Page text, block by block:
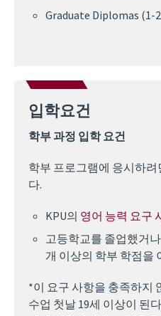
Graduate Diplomas (1-
입학요건
학부 과정 입학 요건
학부 프로그램에 응시하
다.
KPU의 영어 능력 요구
고등학교를 졸업했거
개 이상의 학부 학점을
*이 요구 사항을 충족하지
수업 첫날 19세 이상이 된